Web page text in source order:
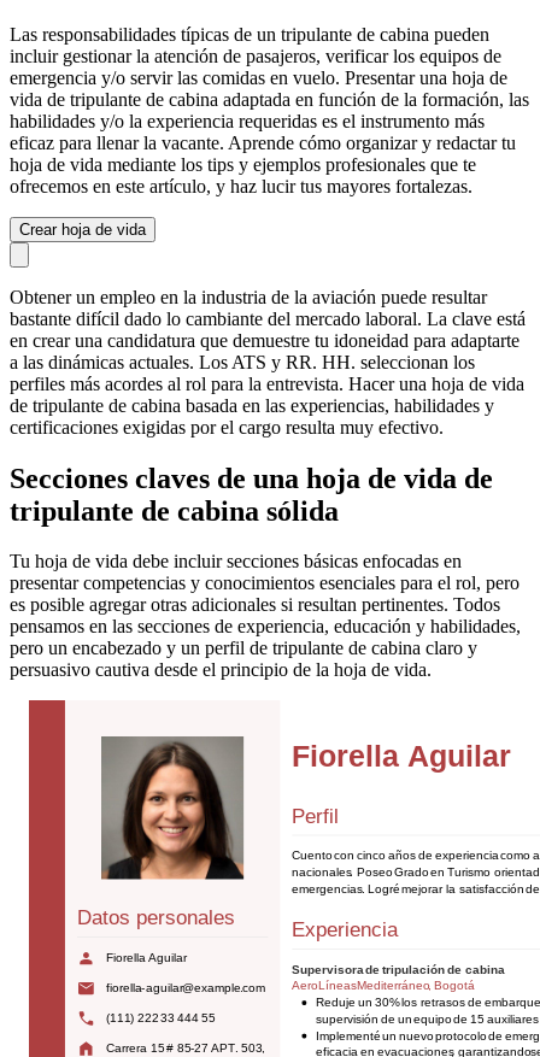
Las responsabilidades típicas de un tripulante de cabina pueden
incluir gestionar la atención de pasajeros, verificar los equipos de
emergencia y/o servir las comidas en vuelo. Presentar una hoja de
vida de tripulante de cabina adaptada en función de la formación, las
habilidades y/o la experiencia requeridas es el instrumento más
eficaz para llenar la vacante. Aprende cómo organizar y redactar tu
hoja de vida mediante los tips y ejemplos profesionales que te
ofrecemos en este artículo, y haz lucir tus mayores fortalezas.
Crear hoja de vida
Obtener un empleo en la industria de la aviación puede resultar
bastante difícil dado lo cambiante del mercado laboral. La clave está
en crear una candidatura que demuestre tu idoneidad para adaptarte
a las dinámicas actuales. Los ATS y RR. HH. seleccionan los
perfiles más acordes al rol para la entrevista. Hacer una hoja de vida
de tripulante de cabina basada en las experiencias, habilidades y
certificaciones exigidas por el cargo resulta muy efectivo.
Secciones claves de una hoja de vida de
tripulante de cabina sólida
Tu hoja de vida debe incluir secciones básicas enfocadas en
presentar competencias y conocimientos esenciales para el rol, pero
es posible agregar otras adicionales si resultan pertinentes. Todos
pensamos en las secciones de experiencia, educación y habilidades,
pero un encabezado y un perfil de tripulante de cabina claro y
persuasivo cautiva desde el principio de la hoja de vida.